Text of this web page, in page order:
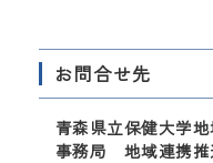
お問合せ先
青森県立保健大学
事務局 地域連携